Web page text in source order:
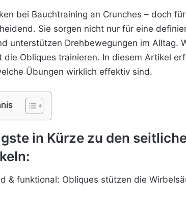
bei Bauchtraining an Crunches – doch
Sie sorgen nicht nur für eine
unterstützen Drehbewegungen im Alltag.
die Obliques trainieren. In diesem Artikel
Übungen wirklich effektiv sind.
in Kürze zu den
& funktional: Obliques stützen die